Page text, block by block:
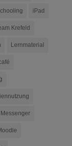
iPad
Krefeld
Lernmaterial
Messenger